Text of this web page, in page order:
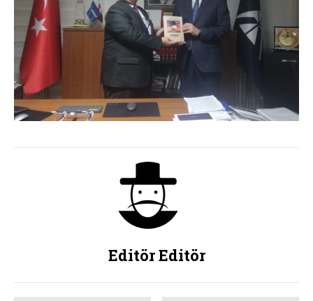
Editör Editör